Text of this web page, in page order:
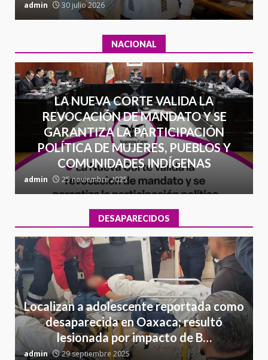
admin 30 julio 2026
NACIONAL
LA NUEVA CORTE VALIDA LA
REVOCACIÓN DE MANDATO Y SE
GARANTIZA LA PARTICIPACIÓN
POLÍTICA DE MUJERES, PUEBLOS Y
COMUNIDADES INDÍGENAS
admin 25 noviembre 2025
DESAPARECIDOS
Localizan a adolescente reportada como
desaparecida en Oaxaca; resultó
lesionada por impacto de B…
admin 29 septiembre 2025